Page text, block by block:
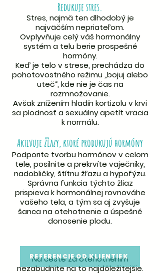
Redukuje stres.
Stres, najmä ten dlhodobý je
najväčším nepriateľom.
Ovplyvňuje celý váš hormonálny
systém a telu berie prospešné
hormóny.
Keď je telo v strese, prechádza do
pohotovostného režimu „bojuj alebo
uteč“, kde nie je čas na
rozmnožovanie.
Avšak znížením hladín kortizolu v krvi
sa plodnosť a sexuálny apetít vracia
k normálu.
Aktivuje žľazy, ktoré produkujú hormóny
Podporite tvorbu hormónov v celom
tele, posilnite a prekrvíte vaječníky,
nadobličky, štítnu žľazu a hypofýzu.
Správna funkcia týchto žliaz
prispieva k hormonálnej rovnováhe
vašeho tela, a tým sa aj zvyšuje
šanca na otehotnenie a úspešné
donosenie plodu.
Na ceste za otehotnením
nezabudnite na to najdôležitejšie.
REFERENCIE OD KLIENTIEK